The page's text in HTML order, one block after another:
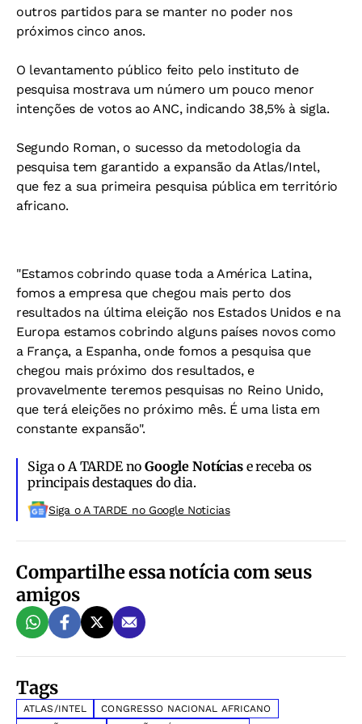
outros partidos para se manter no poder nos
próximos cinco anos.
O levantamento público feito pelo instituto de
pesquisa mostrava um número um pouco menor
intenções de votos ao ANC, indicando 38,5% à sigla.
Segundo Roman, o sucesso da metodologia da
pesquisa tem garantido a expansão da Atlas/Intel,
que fez a sua primeira pesquisa pública em território
africano.
"Estamos cobrindo quase toda a América Latina,
fomos a empresa que chegou mais perto dos
resultados na última eleição nos Estados Unidos e na
Europa estamos cobrindo alguns países novos como
a França, a Espanha, onde fomos a pesquisa que
chegou mais próximo dos resultados, e
provavelmente teremos pesquisas no Reino Unido,
que terá eleições no próximo mês. É uma lista em
constante expansão".
Siga o A TARDE noGoogle Notíciase receba os
principais destaques do dia.
Siga o A TARDE no Google Noticias
Compartilhe essa notícia com seus
amigos
Tags
ATLAS/INTEL
CONGRESSO NACIONAL AFRICANO